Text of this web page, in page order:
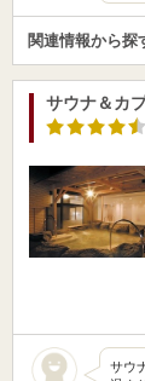
関連情報から探
サウナ＆カ
サウ